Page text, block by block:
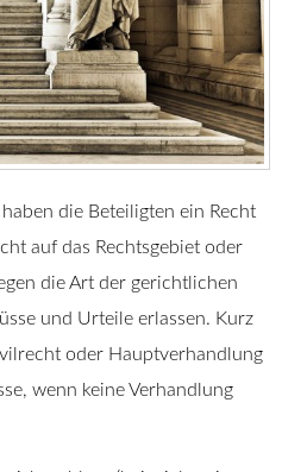
die Beteiligten ein Recht
auf das Rechtsgebiet oder
die Art der gerichtlichen
und Urteile erlassen. Kurz
oder Hauptverhandlung
wenn keine Verhandlung